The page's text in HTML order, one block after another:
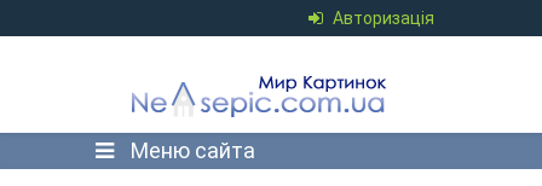
Авторизація
Меню сайта